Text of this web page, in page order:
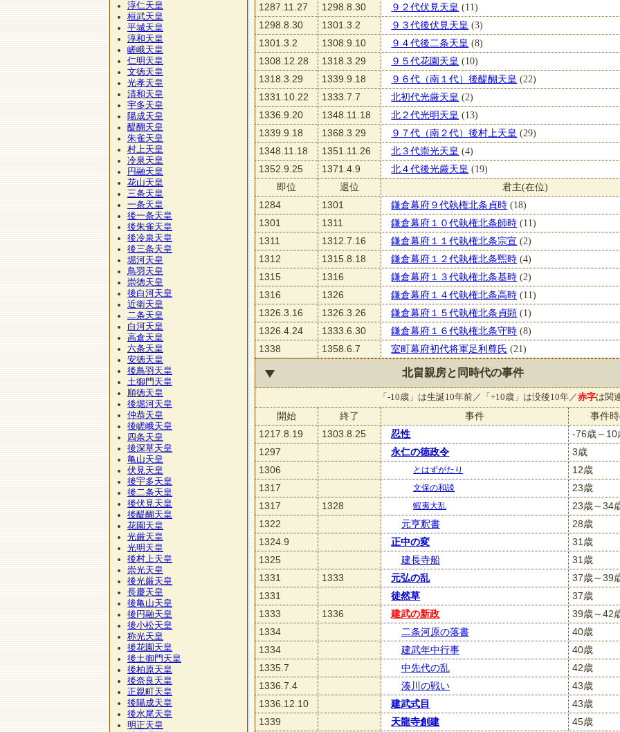
1287.11.27
1298.8.30 ９２代伏見天皇 (11)
1298.8.30
1301.3.2 ９３代後伏見天皇 (3)
1301.3.2
1308.9.10 ９４代後二条天皇 (8)
1308.12.28
1318.3.29 ９５代花園天皇 (10)
1318.3.29
1339.9.18 ９６代（南１代）後醍醐天皇 (22)
1331.10.22
1333.7.7 北初代光厳天皇 (2)
1336.9.20
1348.11.18 北２代光明天皇 (13)
1339.9.18
1368.3.29 ９７代（南２代）後村上天皇 (29)
1348.11.18
1351.11.26 北３代崇光天皇 (4)
1352.9.25
1371.4.9 北４代後光厳天皇 (19)
即位
退位
君主(在位)
1284
1301 鎌倉幕府９代執権北条貞時 (18)
1301
1311 鎌倉幕府１０代執権北条師時 (11)
1311
1312.7.16 鎌倉幕府１１代執権北条宗宣 (2)
1312
1315.8.18 鎌倉幕府１２代執権北条煕時 (4)
1315
1316 鎌倉幕府１３代執権北条基時 (2)
1316
1326 鎌倉幕府１４代執権北条高時 (11)
1326.3.16
1326.3.26 鎌倉幕府１５代執権北条貞顕 (1)
1326.4.24
1333.6.30 鎌倉幕府１６代執権北条守時 (8)
1338
1358.6.7 室町幕府初代将軍足利尊氏 (21)
北畠親房と同時代の事件
「-10歳」は生誕10年前／「+10歳」は没後10年／赤字は関
開始 終了 事件
事件
1217.8.19
1303.8.25 忍性
-76歳～10
1297
永仁の徳政令
3歳
1306
とはずがたり
12歳
1317
文保の和談
23歳
1317
1328 蝦夷大乱
23歳～34
1322
元亨釈書
28歳
1324.9
正中の変
31歳
1325
建長寺船
31歳
1331
1333 元弘の乱
37歳～39
1331
徒然草
37歳
1333
1336 建武の新政
39歳～42
1334
二条河原の落書
40歳
1334
建武年中行事
40歳
1335.7
中先代の乱
42歳
1336.7.4
湊川の戦い
43歳
1336.12.10
建武式目
43歳
1339
天龍寺創建
45歳
淳仁天皇
桓武天皇
平城天皇
淳和天皇
嵯峨天皇
仁明天皇
文徳天皇
光孝天皇
清和天皇
宇多天皇
陽成天皇
醍醐天皇
朱雀天皇
村上天皇
冷泉天皇
円融天皇
花山天皇
三条天皇
一条天皇
後一条天皇
後朱雀天皇
後冷泉天皇
後三条天皇
堀河天皇
鳥羽天皇
崇徳天皇
後白河天皇
近衛天皇
二条天皇
白河天皇
高倉天皇
六条天皇
安徳天皇
後鳥羽天皇
土御門天皇
順徳天皇
後堀河天皇
仲恭天皇
後嵯峨天皇
四条天皇
後深草天皇
亀山天皇
伏見天皇
後宇多天皇
後二条天皇
後伏見天皇
後醍醐天皇
花園天皇
光厳天皇
光明天皇
後村上天皇
崇光天皇
後光厳天皇
長慶天皇
後亀山天皇
後円融天皇
後小松天皇
称光天皇
後花園天皇
後土御門天皇
後柏原天皇
後奈良天皇
正親町天皇
後陽成天皇
後水尾天皇
明正天皇